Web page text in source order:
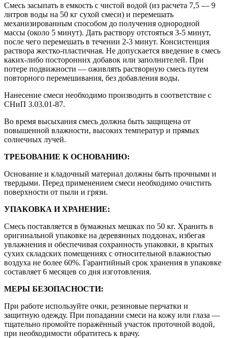
Смесь засыпать в емкость с чистой водой (из расчета 7,5 — 9
литров воды на 50 кг сухой смеси) и перемешать
механизированным способом до получения однородной
массы (около 5 минут). Дать раствору отстояться 3-5 минут,
после чего перемешать в течении 2-3 минут. Консистенция
раствора жестко-пластичная. Не допускается введение в смесь
каких-либо посторонних добавок или заполнителей. При
потере подвижности — оживлять растворную смесь путем
повторного перемешивания, без добавления воды.
Нанесение смеси необходимо производить в соответствие с
СНиП 3.03.01-87.
Во время высыхания смесь должна быть защищена от
повышенной влажности, высоких температур и прямых
солнечных лучей.
ТРЕБОВАНИЕ К ОСНОВАНИЮ:
Основание и кладочный материал должны быть прочными и
твердыми. Перед применением смеси необходимо очистить
поверхности от пыли и грязи.
УПАКОВКА И ХРАНЕНИЕ:
Смесь поставляется в бумажных мешках по 50 кг. Хранить в
оригинальной упаковке на деревянных поддонах, избегая
увлажнения и обеспечивая сохранность упаковки, в крытых
сухих складских помещениях с относительной влажностью
воздуха не более 60%. Гарантийный срок хранения в упаковке
составляет 6 месяцев со дня изготовления.
МЕРЫ БЕЗОПАСНОСТИ:
При работе используйте очки, резиновые перчатки и
защитную одежду. При попадании смеси на кожу или глаза —
тщательно промойте поражённый участок проточной водой,
при необходимости обратитесь к врачу.